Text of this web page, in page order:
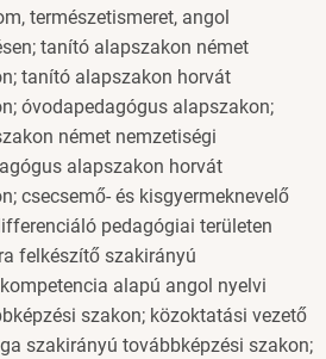
természetismeret, angol
tanító alapszakon német
tanító alapszakon horvát
óvodapedagógus alapszakon;
német nemzetiségi
alapszakon horvát
csecsemő- és kisgyermeknevelő
pedagógiai területen
felkészítő szakirányú
alapú angol nyelvi
szakon; közoktatási vezető
szakirányú továbbképzési szakon;